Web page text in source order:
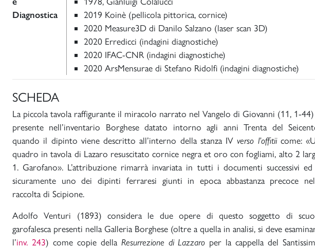
Diagnostica
2019 Koinè (pellicola pittorica, cornice)
2020 Measure3D di Danilo Salzano (laser scan 3D)
2020 Erredicci (indagini diagnostiche)
2020 IFAC-CNR (indagini diagnostiche)
2020 ArsMensurae di Stefano Ridolfi (indagini diagnostiche)
SCHEDA
La piccola tavola raffigurante il miracolo narrato nel Vangelo di Giovanni (11, 1-
presente nell’inventario Borghese datato intorno agli anni Trenta del
quando il dipinto viene descritto all’interno della stanza IVverso l’offitiicome:
quadro in tavola di Lazaro resuscitato cornice negra et oro con fogliami, alto 2
1. Garofano». L’attribuzione rimarrà invariata in tutti i documenti successivi
sicuramente uno dei dipinti ferraresi giunti in epoca abbastanza precoce
raccolta di Scipione.
Adolfo Venturi (1893) considera le due opere di questo soggetto di
garofalesca presenti nella Galleria Borghese (oltre a quella in analisi, si deve
l’inv. 243) come copie della Resurrezione di Lazzaro per la cappella del